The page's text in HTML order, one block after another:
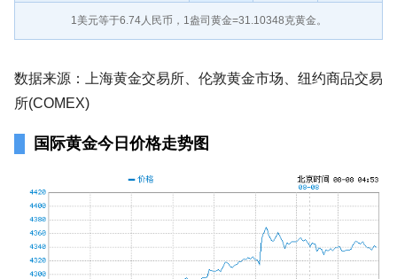
1美元等于6.74人民币，1盎司黄金=31.10348克黄金。
数据来源：上海黄金交易所、伦敦黄金市场、纽约商品交易
所(COMEX)
国际黄金今日价格走势图